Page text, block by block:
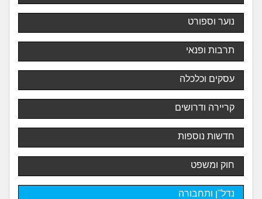
נוער וספורט
תרבות ופנאי
עסקים וכלכלה
קריירה ודרושים
חדשות נוספות
חוק ומשפט
נדל"ן ותחבורה